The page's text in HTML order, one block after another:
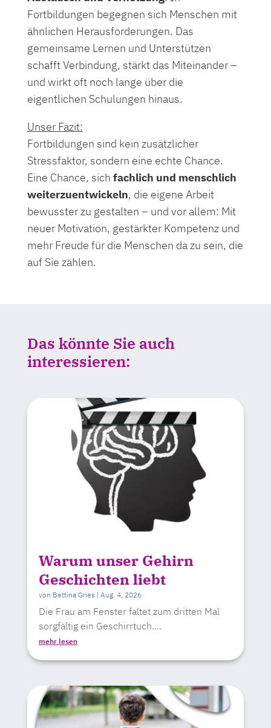
Fortbildungen begegnen sich Menschen mit
ähnlichen Herausforderungen. Das
gemeinsame Lernen und Unterstützen
schafft Verbindung, stärkt das Miteinander –
und wirkt oft noch lange über die
eigentlichen Schulungen hinaus.
Unser Fazit:
Fortbildungen sind kein zusätzlicher
Stressfaktor, sondern eine echte Chance.
Eine Chance, sich fachlich und menschlich
weiterzuentwickeln, die eigene Arbeit
bewusster zu gestalten – und vor allem: Mit
neuer Motivation, gestärkter Kompetenz und
mehr Freude für die Menschen da zu sein, die
auf Sie zählen.
Das könnte Sie auch
interessieren:
Warum unser Gehirn
Geschichten liebt
von Bettina Gries | Aug. 4, 2026
Die Frau am Fenster faltet zum dritten Mal
sorgfältig ein Geschirrtuch....
mehr lesen